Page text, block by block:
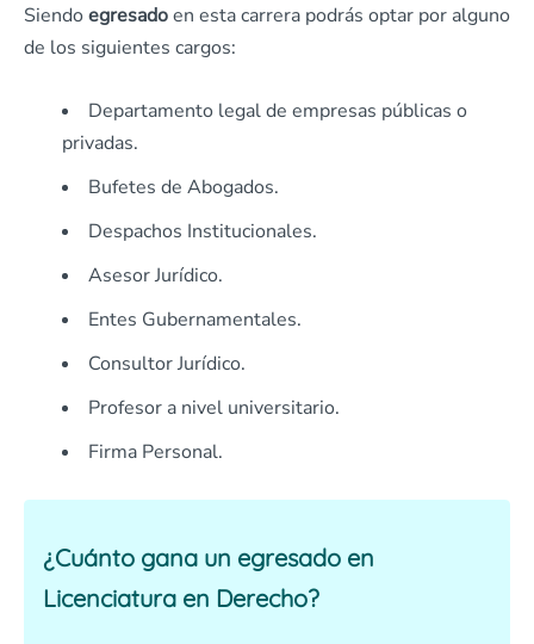
Siendo egresadoen esta carrera podrás optar por alguno
de los siguientes cargos:
Departamento legal de empresas públicas o
privadas.
Bufetes de Abogados.
Despachos Institucionales.
Asesor Jurídico.
Entes Gubernamentales.
Consultor Jurídico.
Profesor a nivel universitario.
Firma Personal.
¿Cuánto gana un egresado en
Licenciatura en Derecho?